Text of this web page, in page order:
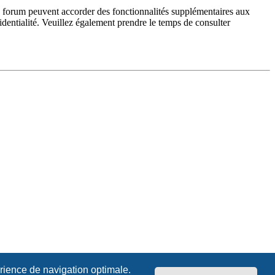
de navigation optimale.
peuvent accorder des fonctionnalités supplémentaires aux
Veuillez également prendre le temps de consulter